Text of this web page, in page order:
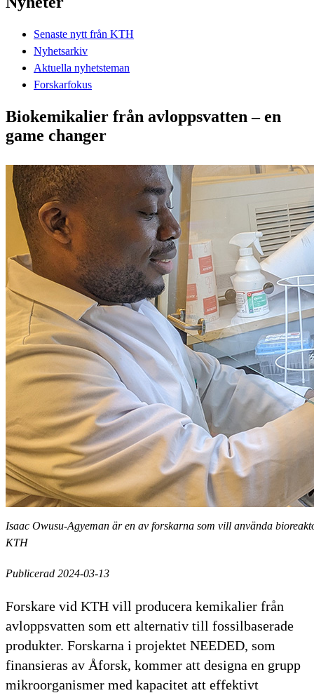
Senaste nytt från KTH
Nyhetsarkiv
Aktuella nyhetsteman
Forskarfokus
Biokemikalier från avloppsvatten – en
game changer
Isaac Owusu-Agyeman är en av forskarna som vill använda
KTH
Publicerad 2024-03-13
Forskare vid KTH vill producera kemikalier från
avloppsvatten som ett alternativ till fossilbaserade
produkter. Forskarna i projektet NEEDED, som
finansieras av Åforsk, kommer att designa en grupp
mikroorganismer med kapacitet att effektivt